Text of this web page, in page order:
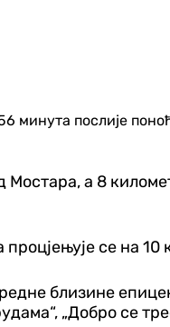
минута послије
а 8
се на 10
близине
„Добро се